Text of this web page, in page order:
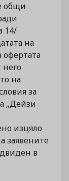
общи
14/
на
на
за
„Дейзи
изцяло
заявените
в